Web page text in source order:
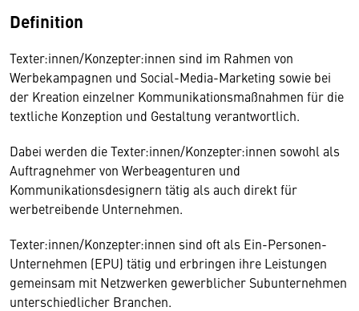
Definition
Texter:innen/Konzepter:innen sind im Rahmen von
Werbekampagnen und Social-Media-Marketing sowie bei
der Kreation einzelner Kommunikationsmaßnahmen für die
textliche Konzeption und Gestaltung verantwortlich.
Dabei werden die Texter:innen/Konzepter:innen sowohl als
Auftragnehmer von Werbeagenturen und
Kommunikationsdesignern tätig als auch direkt für
werbetreibende Unternehmen.
Texter:innen/Konzepter:innen sind oft als Ein-Personen-
Unternehmen (EPU) tätig und erbringen ihre Leistungen
gemeinsam mit Netzwerken gewerblicher Subunternehmen
unterschiedlicher Branchen.